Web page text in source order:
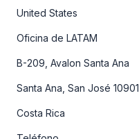
United States
Oficina de LATAM
B-209, Avalon Santa Ana
Santa Ana, San José 10901
Costa Rica